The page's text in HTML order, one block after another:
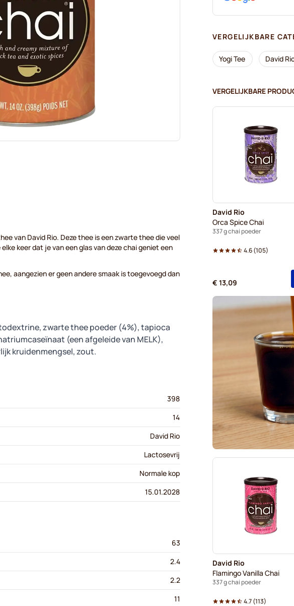
VERGELIJKBARE
Yogi Tee David
VERGELIJKBARE
David Rio
Orca Spice Chai
337 g chai poeder
4.6(105)
€ 13,09
David Rio
Flamingo Vanilla Chai
337 g chai poeder
4.7(113)
van David Rio. Deze thee is een zwarte thee die veel
keer dat je van een glas van deze chai geniet een
aangezien er geen andere smaak is toegevoegd dan
zwarte thee poeder (4%), tapioca
(een afgeleide van MELK),
kruidenmengsel, zout.
398
14
David Rio
Lactosevrij
Normale kop
15.01.2028
63
2.4
2.2
11